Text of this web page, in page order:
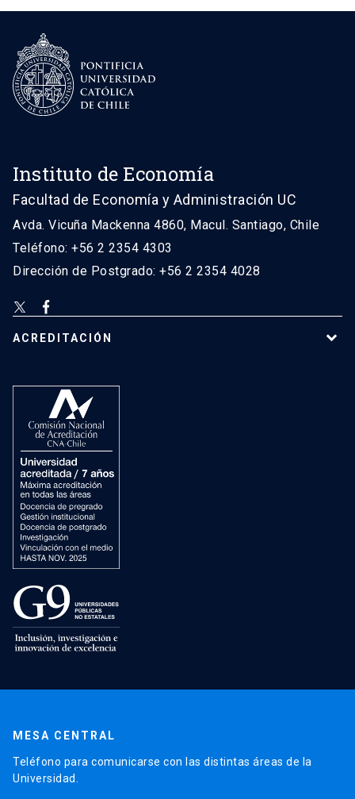
Instituto de Economía
Facultad de Economía y Administración UC
Avda. Vicuña Mackenna 4860, Macul. Santiago, Chile
Teléfono: +56 2 2354 4303
Dirección de Postgrado: +56 2 2354 4028
ACREDITACIÓN
MESA CENTRAL
Teléfono para comunicarse con las distintas áreas de la
Universidad.